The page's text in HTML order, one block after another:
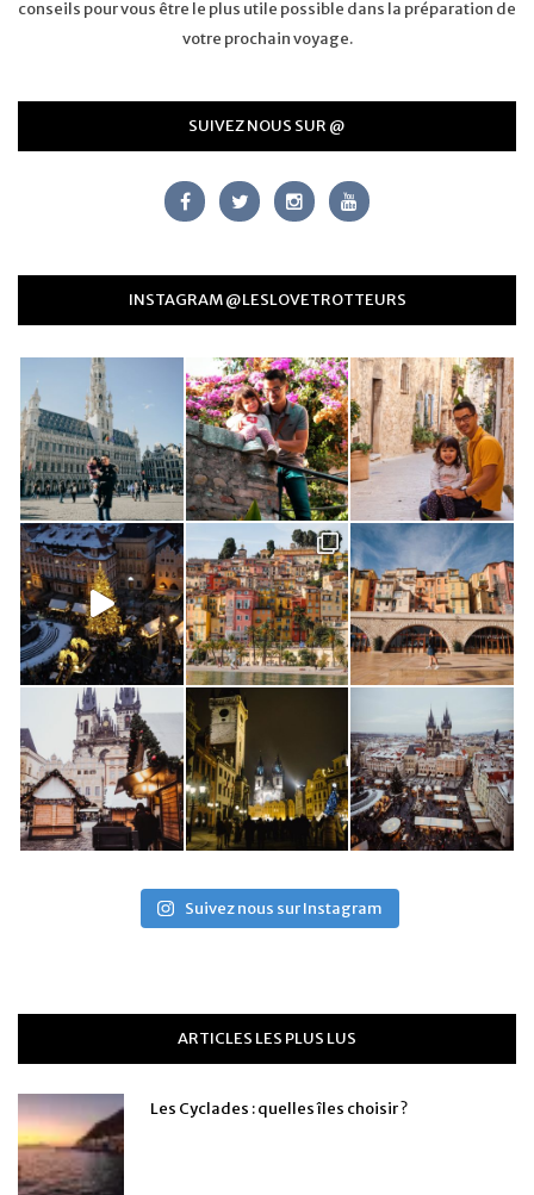
conseils pour vous être le plus utile possible dans la préparation de
votre prochain voyage.
SUIVEZ NOUS SUR @
INSTAGRAM @LESLOVETROTTEURS
Suivez nous sur Instagram
ARTICLES LES PLUS LUS
Les Cyclades : quelles îles choisir ?